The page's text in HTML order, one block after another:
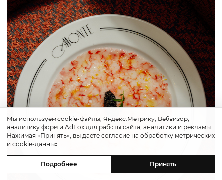
Мы используем cookie-файлы, Яндекс.Метрику, Вебвизор,
аналитику форм и AdFox для работы сайта, аналитики и рекламы.
Нажимая «Принять», вы даете согласие на обработку метрических
и cookie-данных.
Подробнее Принять